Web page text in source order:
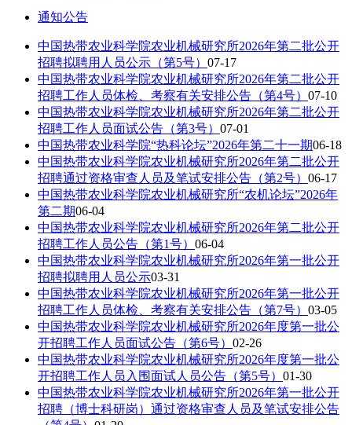
通知公告
中国热带农业科学院农业机械研究所2026年第二批公开
招聘拟聘用人员公示（第5号） 07-17
中国热带农业科学院农业机械研究所2026年第二批公开
招聘工作人员体检、考察有关安排公告（第4号） 07-10
中国热带农业科学院农业机械研究所2026年第二批公开
招聘工作人员面试公告（第3号） 07-01
中国热带农业科学院“热科论坛”2026年第二十一期06-18
中国热带农业科学院农业机械研究所2026年第二批公开
招聘通过资格审查人员及笔试安排公告（第2号） 06-17
中国热带农业科学院农业机械研究所“农机论坛”2026年
第二期06-04
中国热带农业科学院农业机械研究所2026年第二批公开
招聘工作人员公告（第1号） 06-04
中国热带农业科学院农业机械研究所2026年第一批公开
招聘拟聘用人员公示03-31
中国热带农业科学院农业机械研究所2026年第一批公开
招聘工作人员体检、考察有关安排公告（第7号） 03-05
中国热带农业科学院农业机械研究所2026年度第一批公
开招聘工作人员面试公告（第6号） 02-26
中国热带农业科学院农业机械研究所2026年度第一批公
开招聘工作人员入围面试人员公告（第5号） 01-30
中国热带农业科学院农业机械研究所2026年第一批公开
招聘（博士科研岗）通过资格审查人员及笔试安排公告